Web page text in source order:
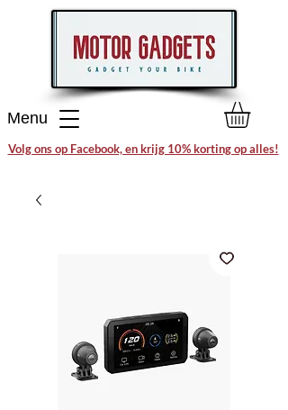
Menu
Volg ons op Facebook, en krijg 10% korting op alles!